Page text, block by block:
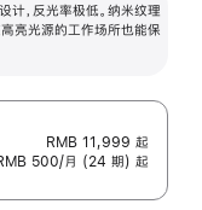
计，反光率极低。纳米纹理
亮光源的工作场所也能保
RMB 11,999 起
500/月 (24 期) 起